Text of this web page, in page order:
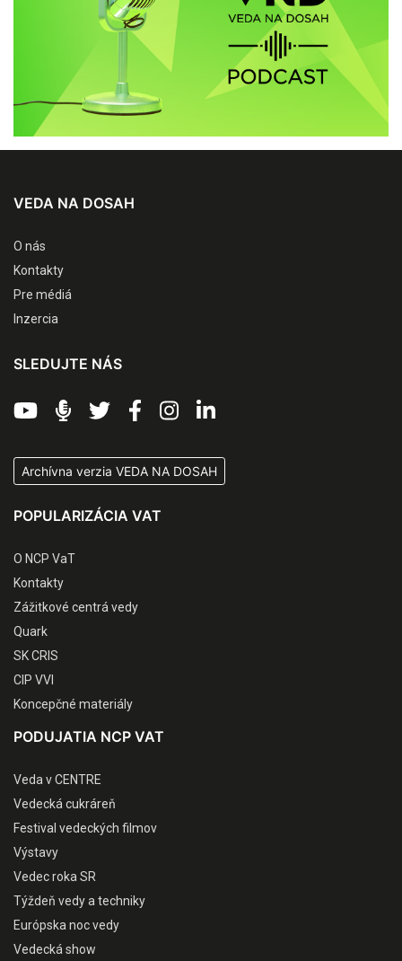
VEDA NA DOSAH
O nás
Kontakty
Pre médiá
Inzercia
SLEDUJTE NÁS
Archívna verzia VEDA NA DOSAH
POPULARIZÁCIA VAT
O NCP VaT
Kontakty
Zážitkové centrá vedy
Quark
SK CRIS
CIP VVI
Koncepčné materiály
PODUJATIA NCP VAT
Veda v CENTRE
Vedecká cukráreň
Festival vedeckých filmov
Výstavy
Vedec roka SR
Týždeň vedy a techniky
Európska noc vedy
Vedecká show